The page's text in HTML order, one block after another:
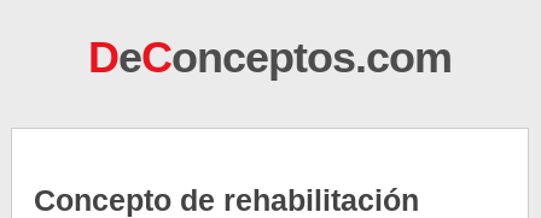
DeConceptos.com
Concepto de rehabilitación